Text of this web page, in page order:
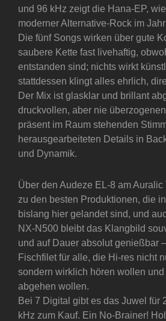
und 96 kHz zeigt die Hana-EP,
moderner Alternative-Rock im
Die fünf Songs wirken über gute
saubere Kette fast livehaftig,
entstanden sind; nichts wirkt
stattdessen klingt alles ehrlich,
Der Mix ist glasklar und brillant
druckvollen, aber nie
präsent im Raum stehenden
herausgearbeiteten Details in
und Dynamik.
Über den Audeze EL-8 am Auralic
zu den besten Produktionen, die
bislang hier gelandet sind, und
NX-N500 bleibt das Klangbild
und auf Dauer absolut genießbar
Fischfilet für alle, die Hi-res nicht
sondern wirklich hören wollen
abgehen wollen.
Bei 7 Digital gibt es das Juwel für
kHz zum Kauf. Ein No-Brainer!